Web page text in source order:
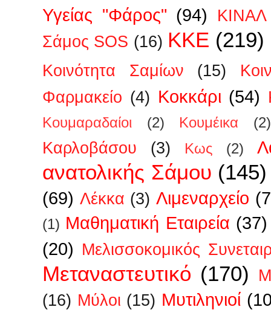
Υγείας "Φάρος" (94)
ΚΙΝΑΛ
Σάμος SOS (16) ΚΚΕ (219)
Κοινότητα Σαμίων
(15)
Φαρμακείο (4) Κοκκάρι (54)
Κουμαραδαίοι (2) Κουμέικα (2)
Καρλοβάσου (3) Κως (2)
ανατολικής Σάμου (145)
(69) Λέκκα (3) Λιμεναρχείο
(1) Μαθηματική Εταιρεία (37)
(20) Μελισσοκομικός
Μεταναστευτικό (170)
(16) Μύλοι (15) Μυτιληνιοί